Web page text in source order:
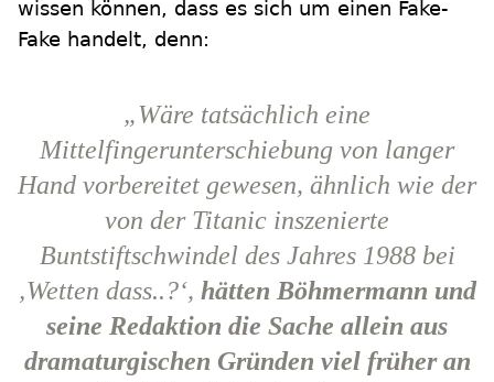
wissen können, dass es sich um einen Fake-
Fake handelt, denn:
„Wäre tatsächlich eine
Mittelfingerunterschiebung von langer
Hand vorbereitet gewesen, ähnlich wie der
von der Titanic inszenierte
Buntstiftschwindel des Jahres 1988 bei
‚Wetten dass..?‘, hätten Böhmermann und
seine Redaktion die Sache allein aus
dramaturgischen Gründen viel früher an